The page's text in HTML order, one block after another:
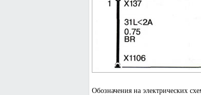
Обозначения на электрических